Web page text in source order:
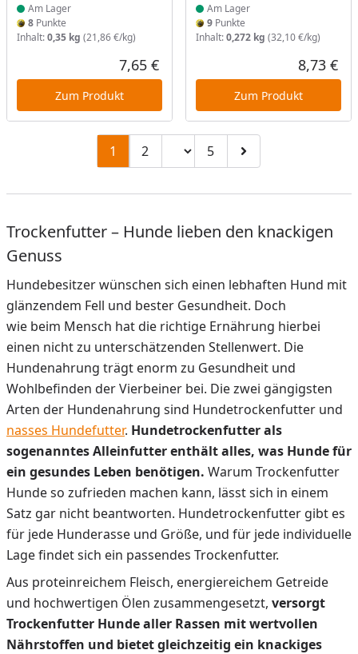
Am Lager
8 Punkte
Inhalt:0,35 kg (21,86 €/kg)
Aktueller Preis
7,65 €
Zum Produkt
Am Lager
9Punkte
Inhalt:0,272 kg (32,10 €/kg)
8,73 €
Zum Produkt
1 Zu Seite 2
2 Seitenzahl ändern
Zu Seite 5
5 Zur nächsten Seite
Trockenfutter – Hunde lieben den knackigen
Genuss
Hundebesitzer wünschen sich einen lebhaften Hund mit
glänzendem Fell und bester Gesundheit. Doch
wie beim Mensch hat die richtige Ernährung hierbei
einen nicht zu unterschätzenden Stellenwert. Die
Hundenahrung trägt enorm zu Gesundheit und
Wohlbefinden der Vierbeiner bei. Die zwei gängigsten
Arten der Hundenahrung sind Hundetrockenfutter und
nasses Hundefutter. Hundetrockenfutter als
sogenanntes Alleinfutter enthält alles, was Hunde für
ein gesundes Leben benötigen. Warum Trockenfutter
Hunde so zufrieden machen kann, lässt sich in einem
Satz gar nicht beantworten. Hundetrockenfutter gibt es
für jede Hunderasse und Größe, und für jede individuelle
Lage findet sich ein passendes Trockenfutter.
Aus proteinreichem Fleisch, energiereichem Getreide
und hochwertigen Ölen zusammengesetzt, versorgt
Trockenfutter Hunde aller Rassen mit wertvollen
Nährstoffen und bietet gleichzeitig ein knackiges